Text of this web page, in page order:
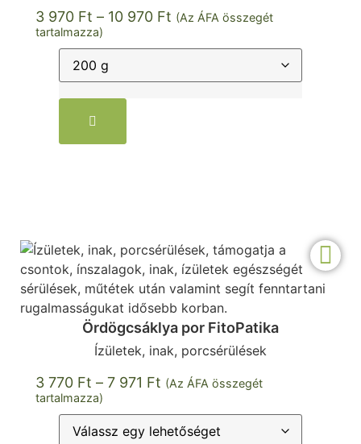
3 970 Ft – 10 970 Ft (Az ÁFA összegét
tartalmazza)
Ördögcsáklya por FitoPatika
Ízületek, inak, porcsérülések
3 770 Ft – 7 971 Ft (Az ÁFA összegét
tartalmazza)